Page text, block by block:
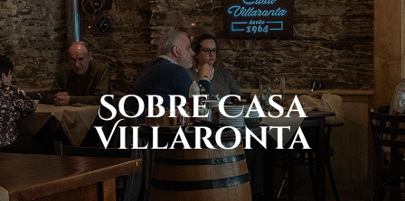
Sobre Casa
Villaronta